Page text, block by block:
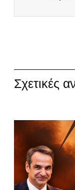
Σχετικές